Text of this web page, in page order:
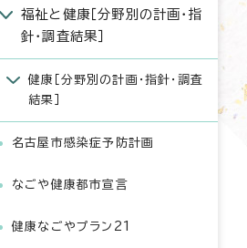
福祉と健康［分野別の計画・指
針・調査結果］
健康［分野別の計画・指針・調査
結果］
名古屋市感染症予防計画
なごや健康都市宣言
健康なごやプラン21